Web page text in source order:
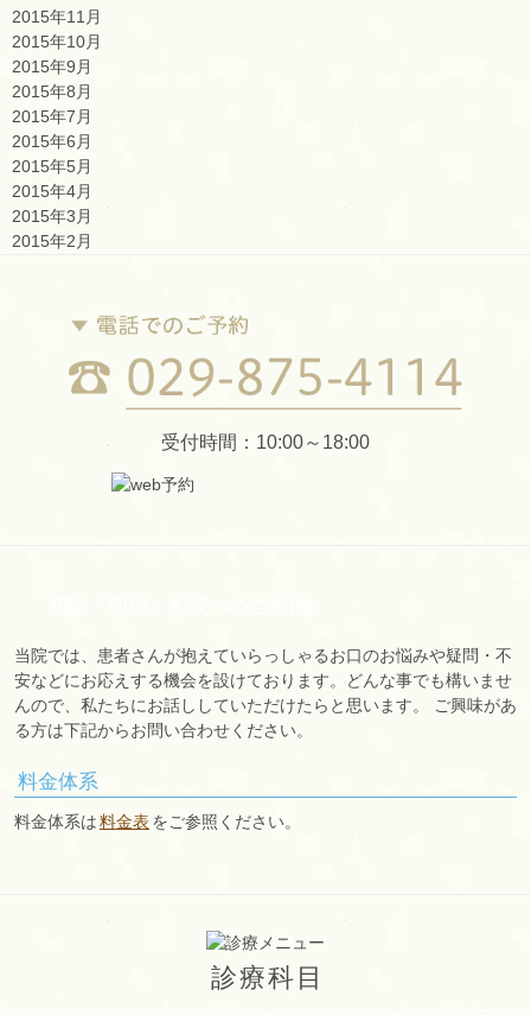
2015年11月
2015年10月
2015年9月
2015年8月
2015年7月
2015年6月
2015年5月
2015年4月
2015年3月
2015年2月
受付時間：10:00～18:00
当院では、患者さんが抱えていらっしゃるお口のお悩みや疑問・不
安などにお応えする機会を設けております。どんな事でも構いませ
んので、私たちにお話ししていただけたらと思います。 ご興味があ
る方は下記からお問い合わせください。
料金体系
料金体系は料金表 をご参照ください。
診療科目